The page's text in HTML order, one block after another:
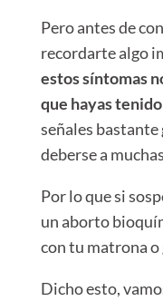
Pero antes de
recordarte algo
estos síntomas
que hayas
señales bastante
deberse a
Por lo que si
un aborto
con tu matrona o
Dicho esto,